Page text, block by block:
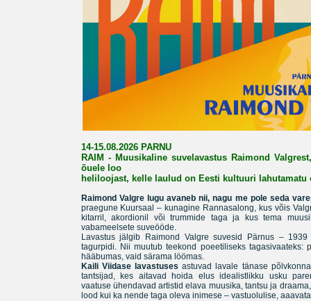
14-15.08.2026 PARNU
RAIM - Muusikaline suvelavastus Raimond
õuele loo
heliloojast, kelle laulud on Eesti kultuuri lahutamatu
Raimond Valgre lugu avaneb nii, nagu me pole seda
praegune Kuursaal – kunagine Rannasalong, kus võis
kitarril, akordionil või trummide taga ja kus tema
vabameelsete suveööde.
Lavastus jälgib Raimond Valgre suvesid Pärnus –
tagurpidi. Nii muutub teekond poeetiliseks tagasivaateks:
hääbumas, vaid särama löömas.
Kaili Viidase lavastusesastuvad lavale tänase
tantsijad, kes aitavad hoida elus idealistlikku usku
vaatuse ühendavad artistid elava muusika, tantsu ja
lood kui ka nende taga oleva inimese – vastuolulise,